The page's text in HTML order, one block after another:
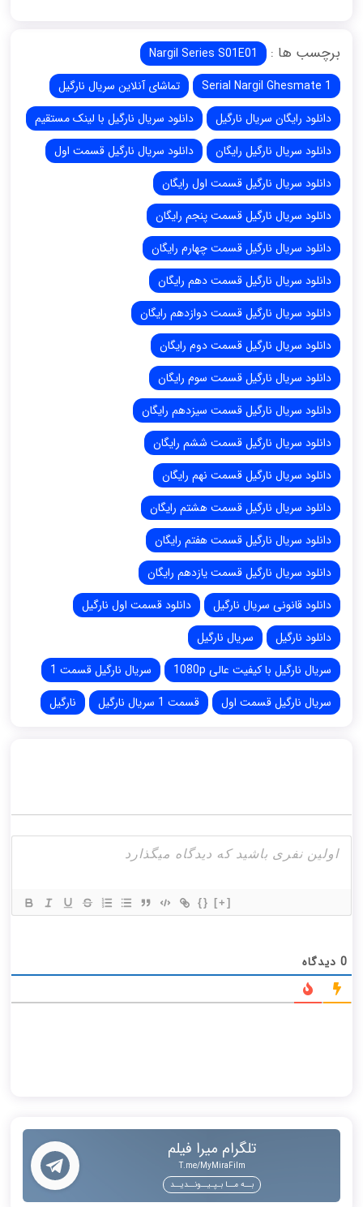
برچسب ها :
Nargil Series S01E01
Serial Nargil Ghesmate 1
تماشای آنلاین سریال نارگیل
دانلود رایگان سریال نارگیل
دانلود سریال نارگیل با لینک مستقیم
دانلود سریال نارگیل رایگان
دانلود سریال نارگیل قسمت اول
دانلود سریال نارگیل قسمت اول رایگان
دانلود سریال نارگیل قسمت پنجم رایگان
دانلود سریال نارگیل قسمت چهارم رایگان
دانلود سریال نارگیل قسمت دهم رایگان
دانلود سریال نارگیل قسمت دوازدهم رایگان
دانلود سریال نارگیل قسمت دوم رایگان
دانلود سریال نارگیل قسمت سوم رایگان
دانلود سریال نارگیل قسمت سیزدهم رایگان
دانلود سریال نارگیل قسمت ششم رایگان
دانلود سریال نارگیل قسمت نهم رایگان
دانلود سریال نارگیل قسمت هشتم رایگان
دانلود سریال نارگیل قسمت هفتم رایگان
دانلود سریال نارگیل قسمت یازدهم رایگان
دانلود قانونی سریال نارگیل
دانلود قسمت اول نارگیل
دانلود نارگيل
سریال نارگيل
سریال نارگیل با کیفیت عالی 1080p
سریال نارگیل قسمت 1
سریال نارگیل قسمت اول
قسمت 1 سریال نارگیل نارگيل
{} [+]
0 دیدگاه
تلگرام میرا فیلم
T.me/MyMiraFilm
بــه مــا بـپـیــونــدیــد